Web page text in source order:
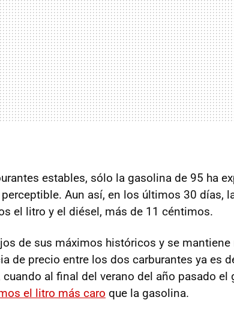
estables, sólo la gasolina de 95 ha
Aun así, en los últimos 30 días,
el litro y el diésel, más de 11 céntimos.
de sus máximos históricos y se mantiene
de precio entre los dos carburantes ya es
al final del verano del año pasado el
el litro más caro que la gasolina.